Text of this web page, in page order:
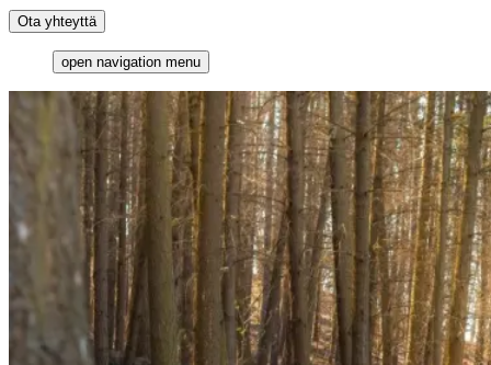
Ota yhteyttä
open navigation menu